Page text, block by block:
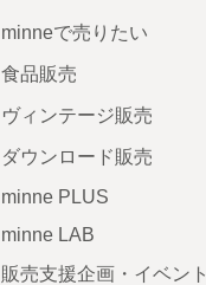
minneで売りたい
食品販売
ヴィンテージ販売
ダウンロード販売
minne PLUS
minne LAB
販売支援企画・イベント